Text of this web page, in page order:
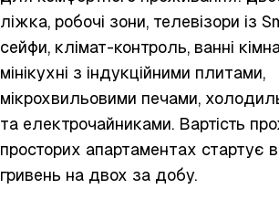
ліжка, робочі зони, телевізори із
сейфи, клімат-контроль, ванні
мінікухні з індукційними плитами,
мікрохвильовими печами,
та електрочайниками. Вартість
просторих апартаментах стартує
гривень на двох за добу.